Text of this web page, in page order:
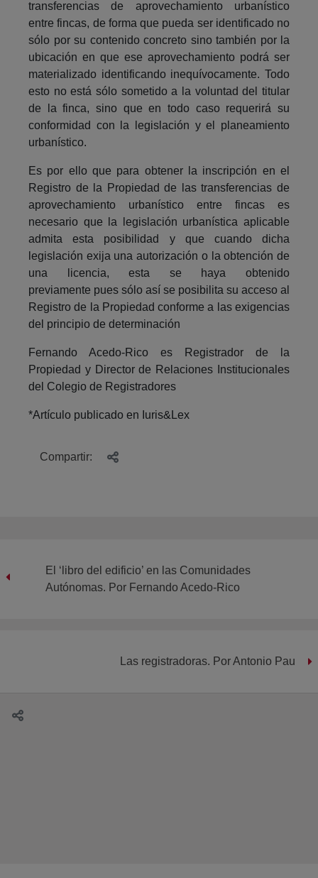
transferencias de aprovechamiento urbanístico
entre fincas, de forma que pueda ser identificado no
sólo por su contenido concreto sino también por la
ubicación en que ese aprovechamiento podrá ser
materializado identificando inequívocamente. Todo
esto no está sólo sometido a la voluntad del titular
de la finca, sino que en todo caso requerirá su
conformidad con la legislación y el planeamiento
urbanístico.
Es por ello que para obtener la inscripción en el
Registro de la Propiedad de las transferencias de
aprovechamiento urbanístico entre fincas es
necesario que la legislación urbanística aplicable
admita esta posibilidad y que cuando dicha
legislación exija una autorización o la obtención de
una licencia, esta se haya obtenido
previamente pues sólo así se posibilita su acceso al
Registro de la Propiedad conforme a las exigencias
del principio de determinación
Fernando Acedo-Rico es Registrador de la
Propiedad y Director de Relaciones Institucionales
del Colegio de Registradores
*Artículo publicado en Iuris&Lex
Compartir:
El ‘libro del edificio’ en las Comunidades
Autónomas. Por Fernando Acedo-Rico
Las registradoras. Por Antonio Pau